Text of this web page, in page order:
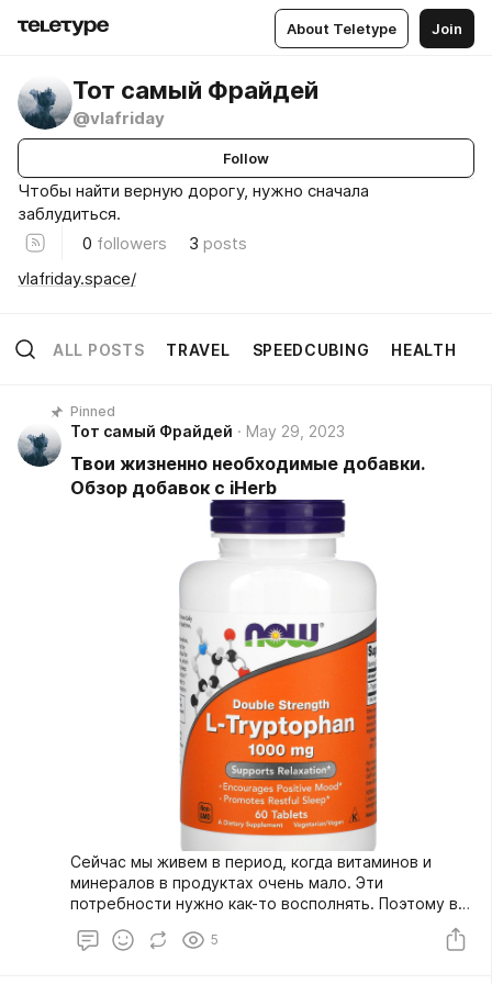
About Teletype Join
Тот самый Фрайдей
@vlafriday
Follow
Чтобы найти верную дорогу, нужно сначала
заблудиться.
0 followers 3 posts
vlafriday.space/
ALL POSTS TRAVEL SPEEDCUBING HEALTH
Pinned
Тот самый Фрайдей May 29, 2023
Твои жизненно необходимые добавки.
Обзор добавок с iHerb
Сейчас мы живем в период, когда витаминов и
минералов в продуктах очень мало. Эти
потребности нужно как-то восполнять. Поэтому в
сейчас принимаю. В видео ты найдешь полезную
5